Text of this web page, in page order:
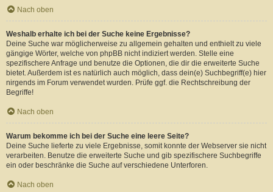
Nach oben
Weshalb erhalte ich bei der Suche keine Ergebnisse?
Deine Suche war möglicherweise zu allgemein gehalten und enthielt zu viele
gängige Wörter, welche von phpBB nicht indiziert werden. Stelle eine
spezifischere Anfrage und benutze die Optionen, die dir die erweiterte Suche
bietet. Außerdem ist es natürlich auch möglich, dass dein(e) Suchbegriff(e) hier
nirgends im Forum verwendet wurden. Prüfe ggf. die Rechtschreibung der
Begriffe!
Nach oben
Warum bekomme ich bei der Suche eine leere Seite?
Deine Suche lieferte zu viele Ergebnisse, somit konnte der Webserver sie nicht
verarbeiten. Benutze die erweiterte Suche und gib spezifischere Suchbegriffe
ein oder beschränke die Suche auf verschiedene Unterforen.
Nach oben